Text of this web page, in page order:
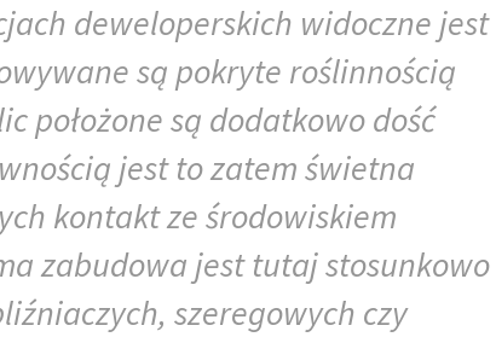
deweloperskich widoczne jest
są pokryte roślinnością
położone są dodatkowo dość
jest to zatem świetna
kontakt ze środowiskiem
zabudowa jest tutaj stosunkowo
szeregowych czy